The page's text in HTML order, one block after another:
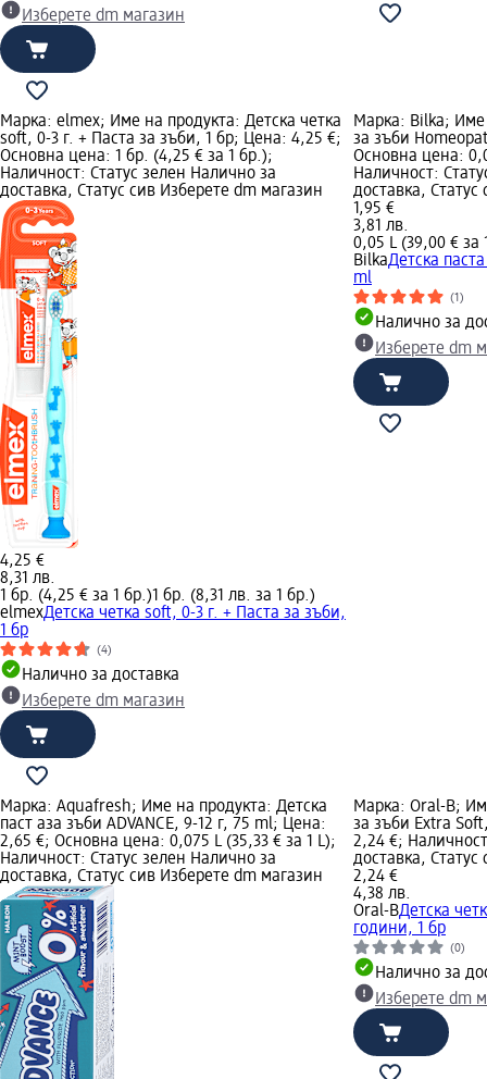
Изберете dm магазин
Марка: elmex; Име на продукта: Детска четка
soft, 0-3 г. + Паста за зъби, 1 бр; Цена: 4,25 €;
Основна цена: 1 бр. (4,25 € за 1 бр.);
Наличност: Статус зелен Налично за
доставка, Статус сив Изберете dm магазин
4,25 €
8,31 лв.
1 бр. (4,25 € за 1 бр.)1 бр. (8,31 лв. за 1 бр.)
elmexДетска четка soft, 0-3 г. + Паста за зъби,
1 бр
(4)
Налично за доставка
Изберете dm магазин
Марка: Bilka; Име
за зъби
Основна цена:
Наличност:
доставка,
1,95 €
3,81 лв.
0,05 L (39,00 € за
BilkaДетска
ml
(1)
Налично за
Изберете dm
Марка: Aquafresh; Име на продукта: Детска
паст аза зъби ADVANCE, 9-12 г, 75 ml; Цена:
2,65 €; Основна цена: 0,075 L (35,33 € за 1 L);
Наличност: Статус зелен Налично за
доставка, Статус сив Изберете dm магазин
Марка: Oral-B;
за зъби Extra
2,24 €;
доставка,
2,24 €
4,38 лв.
Oral-BДетска
години, 1 бр
(0)
Налично за
Изберете dm